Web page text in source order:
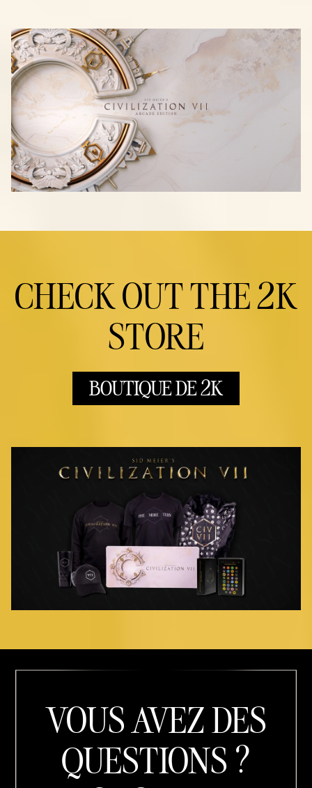
CHECK OUT THE 2K
STORE
BOUTIQUE DE 2K
VOUS AVEZ DES
QUESTIONS ?